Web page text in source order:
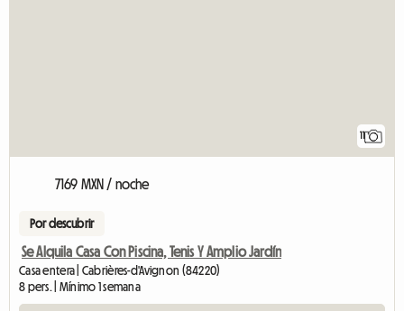
11
7169 MXN / noche
Por descubrir
Se Alquila Casa Con Piscina, Tenis Y Amplio Jardín
Casa entera | Cabrières-d'Avignon (84220)
8 pers. | Mínimo 1 semana